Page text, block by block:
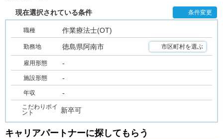
現在選択されている条件 条件変更
職種 作業療法士(OT)
勤務地 徳島県阿南市 市区町村を選ぶ
雇用形態 -
施設形態 -
年収 -
こだわりポイ
ント
新卒可
キャリアパートナーに探してもらう